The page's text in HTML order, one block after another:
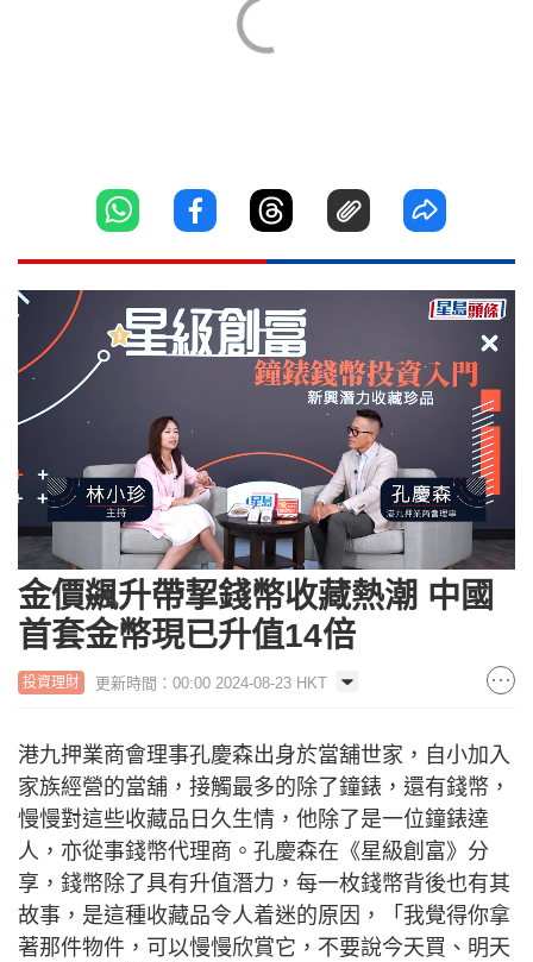
UnmuteLoaded:
4.80%
金價飊升帶挈錢幣收藏熱潮 中國
首套金幣現已升值14倍
投資理財 更新時間：00:00 2024-08-23 HKT
港九押業商會理事孔慶森出身於當舖世家，自小加入
家族經營的當舖，接觸最多的除了鐘錶，還有錢幣，
慢慢對這些收藏品日久生情，他除了是一位鐘錶達
人，亦從事錢幣代理商。孔慶森在《星級創富》分
享，錢幣除了具有升值潛力，每一枚錢幣背後也有其
故事，是這種收藏品令人着迷的原因，「我覺得你拿
著那件物件，可以慢慢欣賞它，不要說今天買、明天